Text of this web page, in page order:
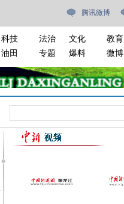
腾讯微博
科技
油田
法治
文化
专题
爆料
教育
微博